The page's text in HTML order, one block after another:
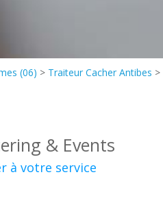
(06) > Traiteur Cacher Antibes >
& Events
à votre service